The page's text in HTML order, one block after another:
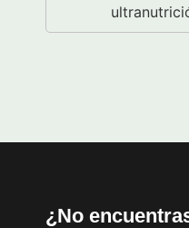
¿No